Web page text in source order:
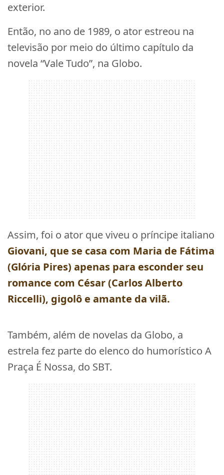
exterior.
Então, no ano de 1989, o ator estreou na
televisão por meio do último capítulo da
novela “Vale Tudo”, na Globo.
Assim, foi o ator que viveu o príncipe italiano
Giovani, que se casa com Maria de Fátima
(Glória Pires) apenas para esconder seu
romance com César (Carlos Alberto
Riccelli), gigolô e amante da vilã.
Também, além de novelas da Globo, a
estrela fez parte do elenco do humorístico A
Praça É Nossa, do SBT.